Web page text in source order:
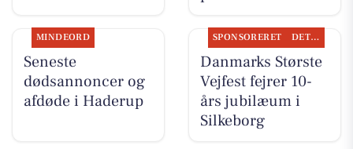
MINDEORD
Seneste
dødsannoncer og
afdøde i Haderup
SPONSORERET DET SKER
Danmarks Største
Vejfest fejrer 10-
års jubilæum i
Silkeborg